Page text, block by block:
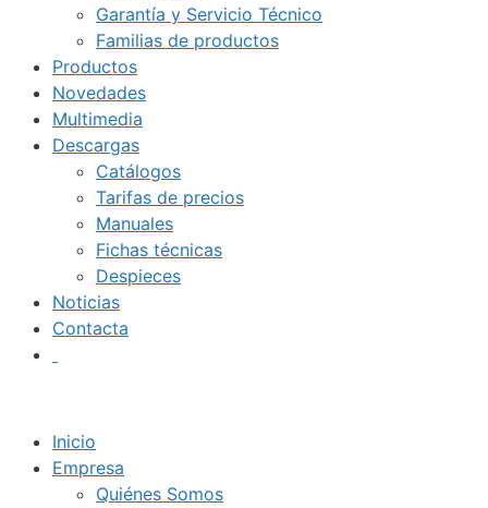
Garantía y Servicio Técnico
Familias de productos
Productos
Novedades
Multimedia
Descargas
Catálogos
Tarifas de precios
Manuales
Fichas técnicas
Despieces
Noticias
Contacta
Inicio
Empresa
Quiénes Somos